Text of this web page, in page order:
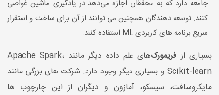
جامعه دارد که به محققان اجازه می‌دهد در یادگیری ماشین غواصی
کنند. توسعه دهندگان همچنین می توانند از آن برای ساخت و استقرار
سریع برنامه های کاربردی ML استفاده کنند.
بسیاری از فریمورک‌
های علم داده دیگر مانند Apache Spark،
Scikit-learn و بسیاری دیگر وجود دارد. شرکت های بزرگی مانند
مایکروسافت، سیسکو، آمازون و دیگران از این چارچوب ها